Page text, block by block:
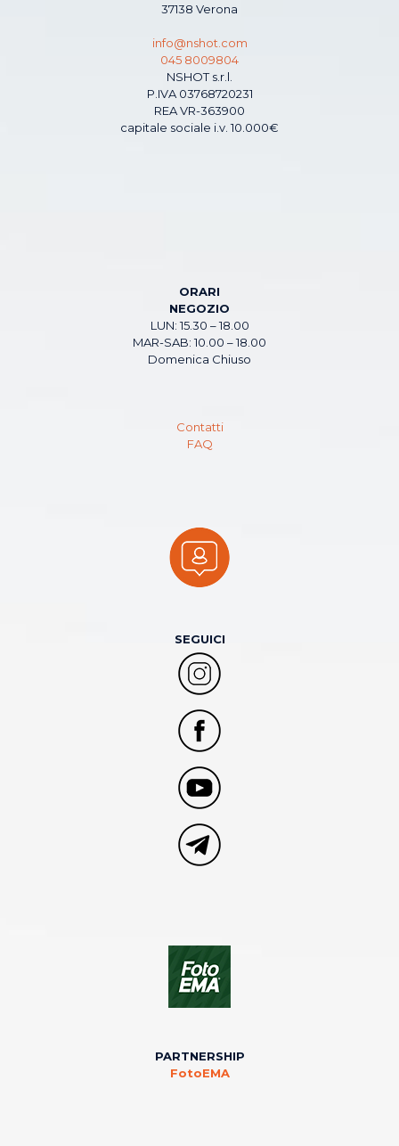
37138 Verona
info@nshot.com
045 8009804
NSHOT s.r.l.
P.IVA 03768720231
REA VR-363900
capitale sociale i.v. 10.000€
ORARI
NEGOZIO
LUN: 15.30 – 18.00
MAR-SAB: 10.00 – 18.00
Domenica Chiuso
Contatti
FAQ
SEGUICI
PARTNERSHIP
FotoEMA